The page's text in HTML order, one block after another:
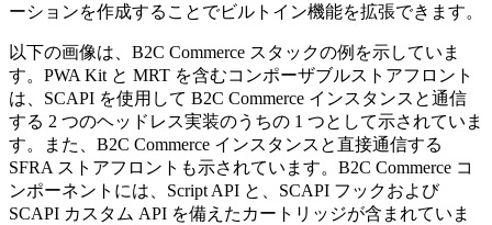
ーションを作成することでビルトイン機能を拡張できます。
以下の画像は、B2C Commerce スタックの例を示していま
す。PWA Kit と MRT を含むコンポーザブルストアフロント
は、SCAPI を使用して B2C Commerce インスタンスと通信
する 2 つのヘッドレス実装のうちの 1 つとして示されていま
す。また、B2C Commerce インスタンスと直接通信する
SFRA ストアフロントも示されています。B2C Commerce コ
ンポーネントには、Script API と、SCAPI フックおよび
SCAPI カスタム API を備えたカートリッジが含まれていま